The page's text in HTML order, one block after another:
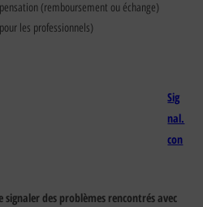
(remboursement ou échange)
les professionnels)
Sig
nal.
con
signaler des problèmes rencontrés avec